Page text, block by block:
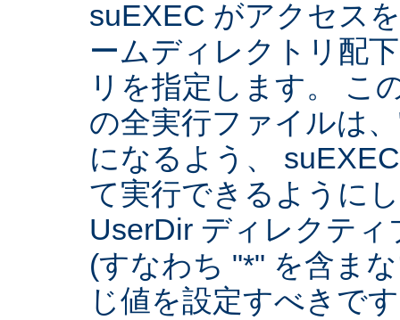
suEXEC がアクセス
ームディレクトリ配
リを指定します。 こ
の全実行ファイルは
になるよう、
て実行できるように
UserDir ディレクテ
(すなわち "*" を含ま
じ値を設定すべきで